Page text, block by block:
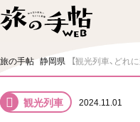
旅の手帖 静岡県 【観光列車、ど
観光列車 2024.11.01
温泉
グルメ
街歩き
ニュース